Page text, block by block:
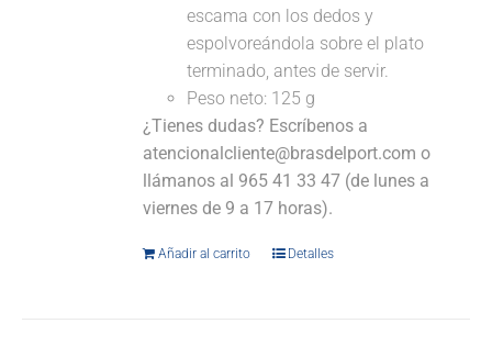
escama con los dedos y
espolvoreándola sobre el plato
terminado, antes de servir.
Peso neto: 125 g
¿Tienes dudas? Escríbenos a
atencionalcliente@brasdelport.com o
llámanos al 965 41 33 47 (de lunes a
viernes de 9 a 17 horas).
Añadir al carrito Detalles